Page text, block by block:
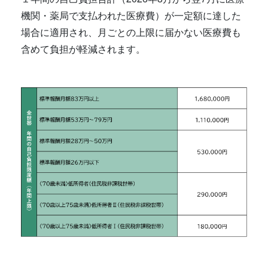
機関・薬局で支払われた医療費）が一定額に達した
場合に適用され、月ごとの上限に届かない医療費も
含めて負担が軽減されます。